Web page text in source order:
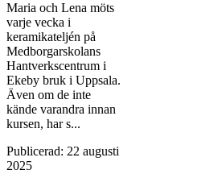
Maria och Lena möts
varje vecka i
keramikateljén på
Medborgarskolans
Hantverkscentrum i
Ekeby bruk i Uppsala.
Även om de inte
kände varandra innan
kursen, har s...
Publicerad: 22 augusti
2025